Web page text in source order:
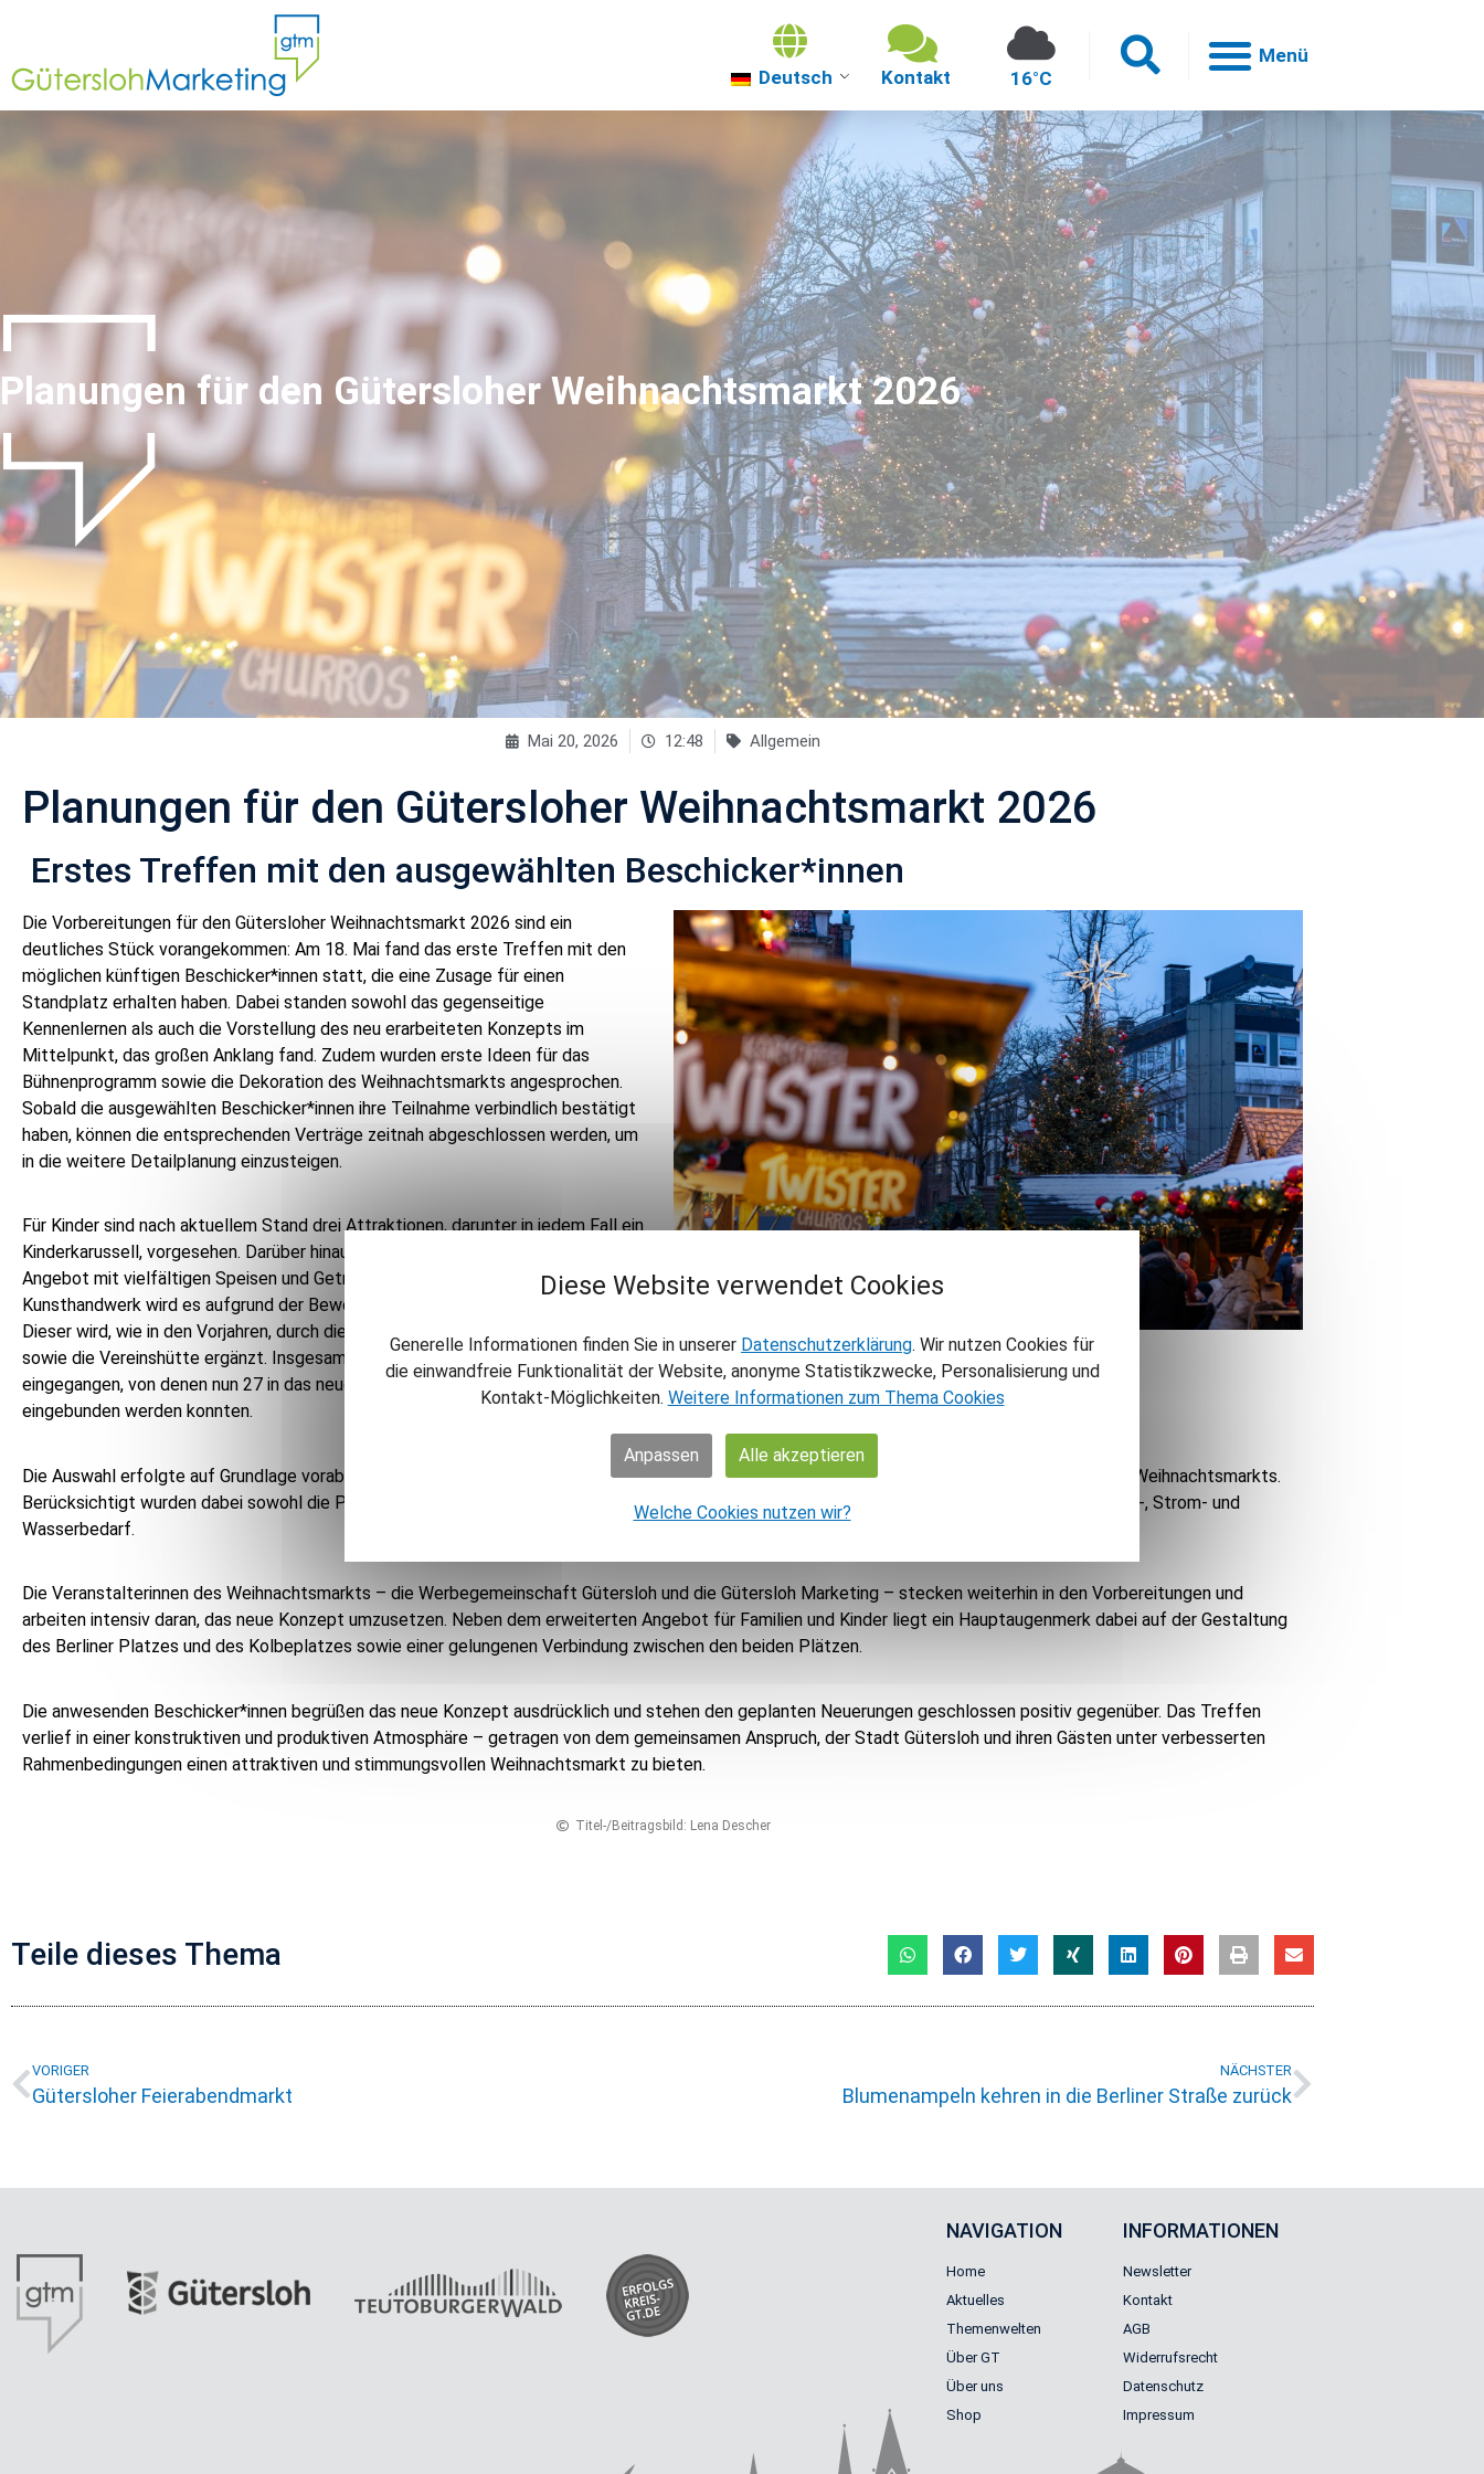
Deutsch 16°C
Über uns
Themenwelten
Über Gütersloh
Veranstaltungen
Planungen für den Gütersloher Weihnachtsmarkt 2026
Mai 20, 2026 12:48 Allgemein
Planungen für den Gütersloher Weihnachtsmarkt 2026
Erstes Treffen mit den ausgewählten Beschicker*innen
Die Vorbereitungen für den Gütersloher Weihnachtsmarkt 2026 sind ein
deutliches Stück vorangekommen: Am 18. Mai fand das erste Treffen mit den
möglichen künftigen Beschicker*innen statt, die eine Zusage für einen
Standplatz erhalten haben. Dabei standen sowohl das gegenseitige
Kennenlernen als auch die Vorstellung des neu erarbeiteten Konzepts im
Mittelpunkt, das großen Anklang fand. Zudem wurden erste Ideen für das
Bühnenprogramm sowie die Dekoration des Weihnachtsmarkts angesprochen.
Sobald die ausgewählten Beschicker*innen ihre Teilnahme verbindlich bestätigt
haben, können die entsprechenden Verträge zeitnah abgeschlossen werden, um
in die weitere Detailplanung einzusteigen.
Für Kinder sind nach aktuellem Stand drei Attraktionen, darunter in jedem Fall ein
Kinderkarussell, vorgesehen. Darüber hinaus ist ein breites gastronomisches
Angebot mit vielfältigen Speisen und Getränken geplant. Im Bereich
Kunsthandwerk wird es aufgrund der Bewerberlage lediglich einen Stand geben.
Dieser wird, wie in den Vorjahren, durch die Wechselhütte für Kunsthandwerk
sowie die Vereinshütte ergänzt. Insgesamt sind 34 Bewerbungen für Stände
eingegangen, von denen nun 27 in das neue Konzept und Platzangebot
eingebunden werden konnten.
Die Auswahl erfolgte auf Grundlage vorab definierter und öffentlich kommunizierter Kriterien, insbesondere mit Blick auf das neue Konzept des Weihnachtsmarkts.
Berücksichtigt wurden dabei sowohl die Produktpalette als auch das äußere Erscheinungsbild der jeweiligen Hütte sowie der erforderliche Platz-, Strom- und
Wasserbedarf.
Die Veranstalterinnen des Weihnachtsmarkts – die Werbegemeinschaft Gütersloh und die Gütersloh Marketing – stecken weiterhin in den Vorbereitungen und
arbeiten intensiv daran, das neue Konzept umzusetzen. Neben dem erweiterten Angebot für Familien und Kinder liegt ein Hauptaugenmerk dabei auf der Gestaltung
des Berliner Platzes und des Kolbeplatzes sowie einer gelungenen Verbindung zwischen den beiden Plätzen.
Die anwesenden Beschicker*innen begrüßen das neue Konzept ausdrücklich und stehen den geplanten Neuerungen geschlossen positiv gegenüber. Das Treffen
verlief in einer konstruktiven und produktiven Atmosphäre – getragen von dem gemeinsamen Anspruch, der Stadt Gütersloh und ihren Gästen unter verbesserten
Rahmenbedingungen einen attraktiven und stimmungsvollen Weihnachtsmarkt zu bieten.
Titel-/Beitragsbild: Lena Descher
Teile dieses Thema
VORIGER
Gütersloher Feierabendmarkt
NÄCHSTER
Blumenampeln kehren in die Berliner Straße zurück
NAVIGATION
Home
Aktuelles
Themenwelten
Über GT
Über uns
Shop
INFORMATIONEN
Newsletter
Kontakt
AGB
Widerrufsrecht
Datenschutz
Impressum
Diese Website verwendet Cookies
Generelle Informationen finden Sie in unserer Datenschutzerklärung. Wir nutzen Cookies für
die einwandfreie Funktionalität der Website, anonyme Statistikzwecke, Personalisierung und
Kontakt-Möglichkeiten. Weitere Informationen zum Thema Cookies
Anpassen Alle akzeptieren
Welche Cookies nutzen wir?